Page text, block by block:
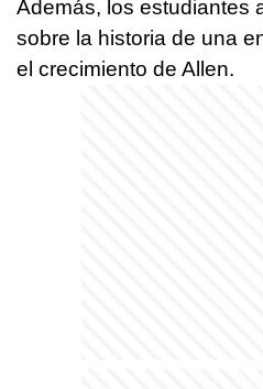
Además, los estudiantes
sobre la historia de una
el crecimiento de Allen.